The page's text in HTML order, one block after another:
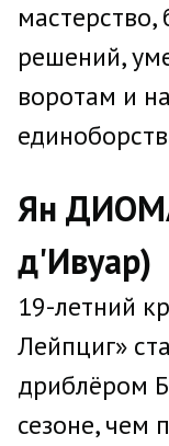
решений,
воротам и
Ян
д'Ивуар)
19-летний
Лейпциг»
дриблёром
сезоне, чем